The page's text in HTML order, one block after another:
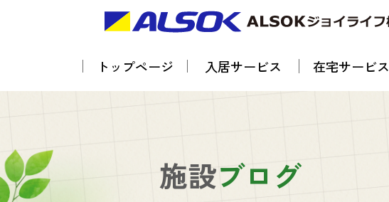
トップページ 入居サービス 在宅サービス
施設ブログ